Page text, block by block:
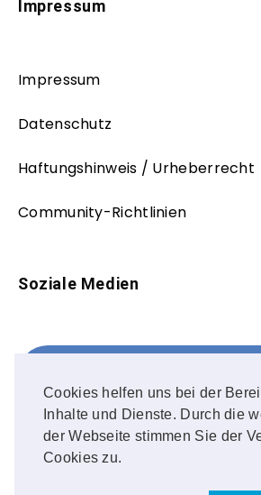
Cookies helfen uns bei der
Inhalte und Dienste. Durch die
der Webseite stimmen Sie der
Cookies zu.
Impressum
Impressum
Datenschutz
Haftungshinweis / Urheberrecht
Community-Richtlinien
Soziale Medien
FOLLOW ME!
Instagram
OUR PHOTOS!